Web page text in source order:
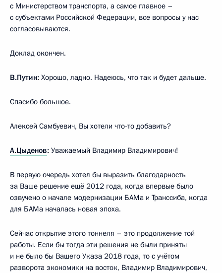
с Министерством транспорта, а самое главное –
с субъектами Российской Федерации, все вопросы у нас
согласовываются.
Доклад окончен.
В.Путин: Хорошо, ладно. Надеюсь, что так и будет дальше.
Спасибо большое.
Алексей Самбуевич, Вы хотели что-то добавить?
А.Цыденов: Уважаемый Владимир Владимирович!
В первую очередь хотел бы выразить благодарность
за Ваше решение ещё 2012 года, когда впервые было
озвучено о начале модернизации БАМа и Транссиба, когда
для БАМа началась новая эпоха.
Сейчас открытие этого тоннеля – это продолжение той
работы. Если бы тогда эти решения не были приняты
и не было бы Вашего Указа 2018 года, то с учётом
разворота экономики на восток, Владимир Владимирович,